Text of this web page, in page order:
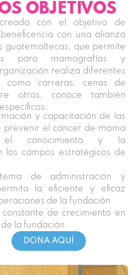
OBJETIVOS
con el objetivo de
con una alianza
guatemaltecas, que permite
para mamografías y
realiza diferentes
como carreras, cenas de
otros, conoce también
y capacitación de las
prevenir el cáncer de mama
el conocimiento y la
los campos estratégicos de
de administración y
la eficiente y eficaz
de la fundación.
de crecimiento en
la fundación.
DONA AQUÍ